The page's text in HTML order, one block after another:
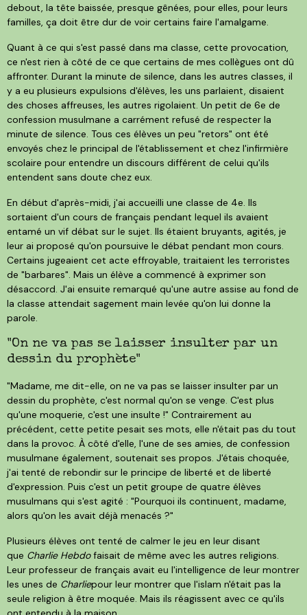
debout, la tête baissée, presque gênées, pour elles, pour leurs
familles, ça doit être dur de voir certains faire l'amalgame.
Quant à ce qui s'est passé dans ma classe, cette provocation,
ce n'est rien à côté de ce que certains de mes collègues ont dû
affronter. Durant la minute de silence, dans les autres classes, il
y a eu plusieurs expulsions d'élèves, les uns parlaient, disaient
des choses affreuses, les autres rigolaient. Un petit de 6e de
confession musulmane a carrément refusé de respecter la
minute de silence. Tous ces élèves un peu "retors" ont été
envoyés chez le principal de l'établissement et chez l'infirmière
scolaire pour entendre un discours différent de celui qu'ils
entendent sans doute chez eux.
En début d'après-midi, j'ai accueilli une classe de 4e. Ils
sortaient d'un cours de français pendant lequel ils avaient
entamé un vif débat sur le sujet. Ils étaient bruyants, agités, je
leur ai proposé qu'on poursuive le débat pendant mon cours.
Certains jugeaient cet acte effroyable, traitaient les terroristes
de "barbares". Mais un élève a commencé à exprimer son
désaccord. J'ai ensuite remarqué qu'une autre assise au fond de
la classe attendait sagement main levée qu'on lui donne la
parole.
"On ne va pas se laisser insulter par un
dessin du prophète"
"Madame, me dit-elle, on ne va pas se laisser insulter par un
dessin du prophète, c'est normal qu'on se venge. C'est plus
qu'une moquerie, c'est une insulte !" Contrairement au
précédent, cette petite pesait ses mots, elle n'était pas du tout
dans la provoc. À côté d'elle, l'une de ses amies, de confession
musulmane également, soutenait ses propos. J'étais choquée,
j'ai tenté de rebondir sur le principe de liberté et de liberté
d'expression. Puis c'est un petit groupe de quatre élèves
musulmans qui s'est agité : "Pourquoi ils continuent, madame,
alors qu'on les avait déjà menacés ?"
Plusieurs élèves ont tenté de calmer le jeu en leur disant
que Charlie Hebdofaisait de même avec les autres religions.
Leur professeur de français avait eu l'intelligence de leur montrer
les unes de Charliepour leur montrer que l'islam n'était pas la
seule religion à être moquée. Mais ils réagissent avec ce qu'ils